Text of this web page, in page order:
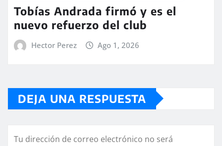
Tobías Andrada firmó y es el
nuevo refuerzo del club
Hector Perez Ago 1, 2026
DEJA UNA RESPUESTA
Tu dirección de correo electrónico no será